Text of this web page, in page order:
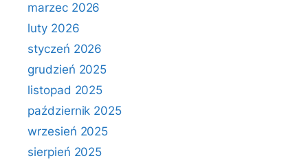
marzec 2026
luty 2026
styczeń 2026
grudzień 2025
listopad 2025
październik 2025
wrzesień 2025
sierpień 2025